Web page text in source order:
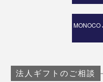
MONOCO
法人ギフトのご相談